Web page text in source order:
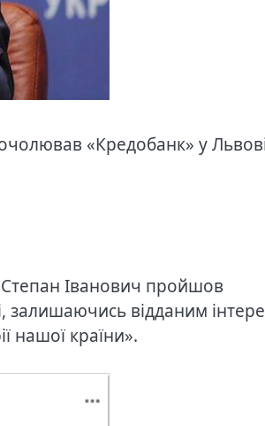
«Кредобанк» у
Іванович пройшов
залишаючись відданим
нашої країни».